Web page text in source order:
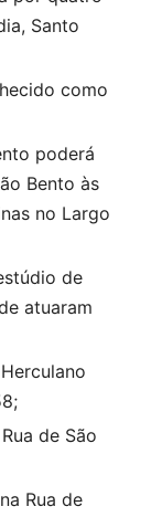
Santo
como
poderá
Bento às
no Largo
de
atuaram
de São
Rua de